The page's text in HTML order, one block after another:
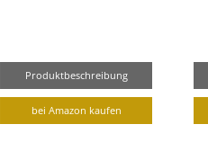
Produktbeschreibung
bei Amazon kaufen